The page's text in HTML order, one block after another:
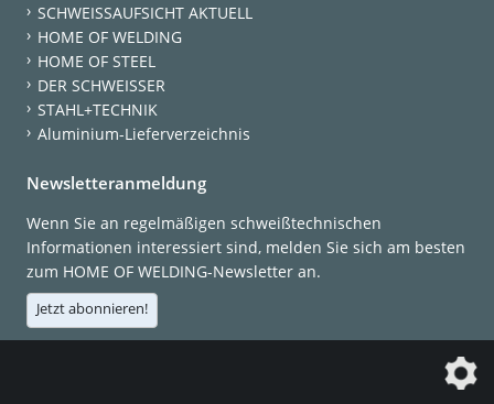
SCHWEISSAUFSICHT AKTUELL
HOME OF WELDING
HOME OF STEEL
DER SCHWEISSER
STAHL+TECHNIK
Aluminium-Lieferverzeichnis
Newsletteranmeldung
Wenn Sie an regelmäßigen schweißtechnischen
Informationen interessiert sind, melden Sie sich am besten
zum HOME OF WELDING-Newsletter an.
Jetzt abonnieren!